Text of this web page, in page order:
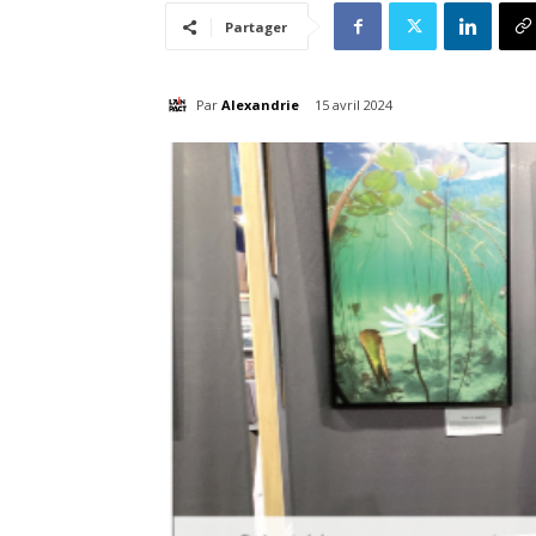
Partager
Par Alexandrie 15 avril 2024